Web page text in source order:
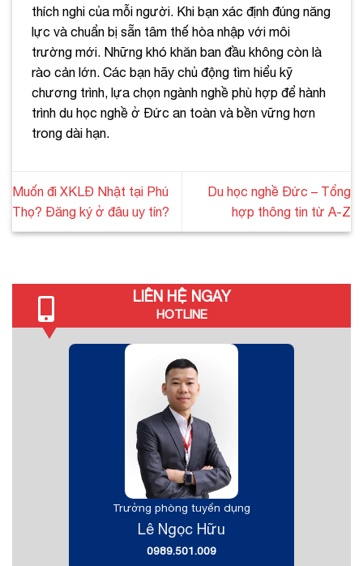
thích nghi của mỗi người. Khi bạn xác định đúng năng
lực và chuẩn bị sẵn tâm thế hòa nhập với môi
trường mới. Những khó khăn ban đầu không còn là
rào cản lớn. Các bạn hãy chủ động tìm hiểu kỹ
chương trình, lựa chọn ngành nghề phù hợp để hành
trình du học nghề ở Đức an toàn và bền vững hơn
trong dài hạn.
Muốn đi XKLĐ Nhật tại Phú
Thọ? Đăng ký ở đâu uy tín?
Du học nghề Đức – Tổng
hợp thông tin từ A-Z
LIÊN HỆ NGAY
HOTLINE
Trưởng phòng tuyển dụng
Lê Ngọc Hữu
0989.501.009